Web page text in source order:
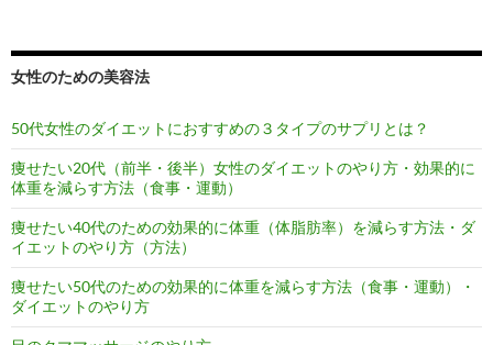
女性のための美容法
50代女性のダイエットにおすすめの３タイプのサプリとは？
痩せたい20代（前半・後半）女性のダイエットのやり方・効果的に
体重を減らす方法（食事・運動）
痩せたい40代のための効果的に体重（体脂肪率）を減らす方法・ダ
イエットのやり方（方法）
痩せたい50代のための効果的に体重を減らす方法（食事・運動）・
ダイエットのやり方